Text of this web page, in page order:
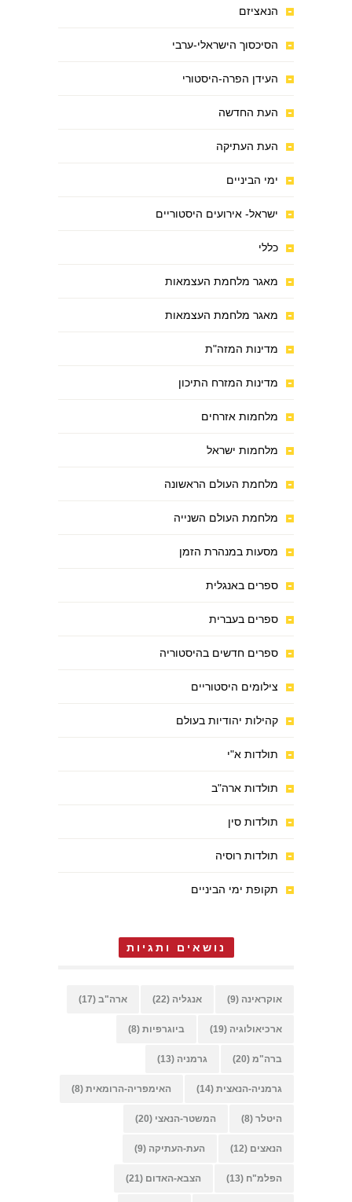
הנאציזם
הסיכסוך הישראלי-ערבי
העידן הפרה-היסטורי
העת החדשה
העת העתיקה
ימי הביניים
ישראל- אירועים היסטוריים
כללי
מאגר מלחמת העצמאות
מאגר מלחמת העצמאות
מדינות המזה"ת
מדינות המזרח התיכון
מלחמות אזרחים
מלחמות ישראל
מלחמת העולם הראשונה
מלחמת העולם השנייה
מסעות במנהרת הזמן
ספרים באנגלית
ספרים בעברית
ספרים חדשים בהיסטוריה
צילומים היסטוריים
קהילות יהודיות בעולם
תולדות א"י
תולדות ארה"ב
תולדות סין
תולדות רוסיה
תקופת ימי הביניים
נושאים ותגיות
אוקראינה (9) אנגליה (22) ארה"ב (17)
ארכיאולוגיה (19) ביוגרפיות (8)
ברה"מ (20) גרמניה (13)
גרמניה-הנאצית (14) האימפריה-הרומאית (8)
היטלר (8) המשטר-הנאצי (20)
הנאצים (12) העת-העתיקה (9)
הפלמ"ח (13) הצבא-האדום (21)